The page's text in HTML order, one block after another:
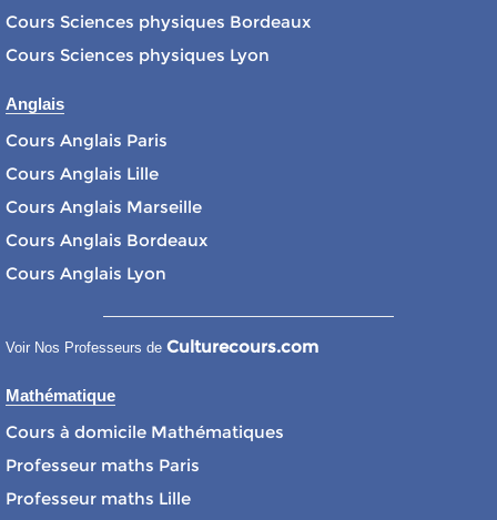
Cours Sciences physiques Bordeaux
Cours Sciences physiques Lyon
Anglais
Cours Anglais Paris
Cours Anglais Lille
Cours Anglais Marseille
Cours Anglais Bordeaux
Cours Anglais Lyon
Voir Nos Professeurs de Culturecours.com
Mathématique
Cours à domicile Mathématiques
Professeur maths Paris
Professeur maths Lille